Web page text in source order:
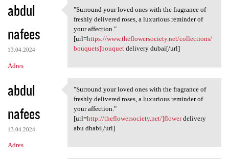
abdul
nafees
13.04.2024
Adres
"Surround your loved ones
"Surround your loved ones with the fragrance of
freshly delivered roses, a luxurious reminder of
your affection."
[url=https://www.theflowersociety.net/collections/
bouquets]bouquetdelivery dubai[/url]
abdul
nafees
13.04.2024
Adres
"Surround your loved ones
"Surround your loved ones with the fragrance of
freshly delivered roses, a luxurious reminder of
your affection."
[url=http://theflowersociety.net/]flowerdelivery
abu dhabi[/url]